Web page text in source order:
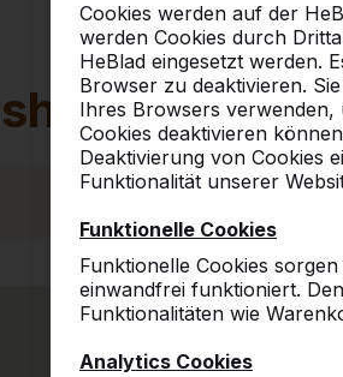
Cookies werden auf der
werden Cookies durch
HeBlad eingesetzt werden.
Browser zu deaktivieren.
Ihres Browsers
Cookies deaktivieren
Deaktivierung von Cookies
Funktionalität unserer
Funktionelle Cookies
Funktionelle Cookies
einwandfrei funktioniert.
Funktionalitäten wie
Analytics Cookies